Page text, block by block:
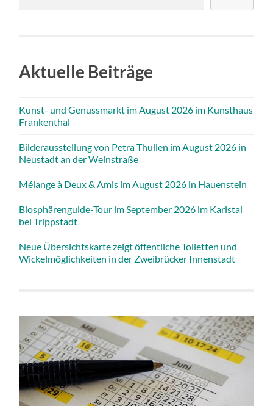
Aktuelle Beiträge
Kunst- und Genussmarkt im August 2026 im Kunsthaus
Frankenthal
Bilderausstellung von Petra Thullen im August 2026 in
Neustadt an der Weinstraße
Mélange à Deux & Amis im August 2026 in Hauenstein
Biosphärenguide-Tour im September 2026 im Karlstal
bei Trippstadt
Neue Übersichtskarte zeigt öffentliche Toiletten und
Wickelmöglichkeiten in der Zweibrücker Innenstadt